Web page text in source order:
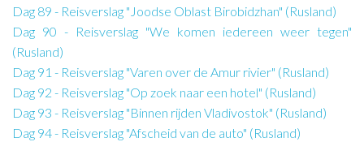
Dag 89 - Reisverslag "Joodse Oblast Birobidzhan" (Rusland)
Dag 90 - Reisverslag "We komen iedereen weer tegen"
(Rusland)
Dag 91 - Reisverslag "Varen over de Amur rivier" (Rusland)
Dag 92 - Reisverslag "Op zoek naar een hotel" (Rusland)
Dag 93 - Reisverslag "Binnen rijden Vladivostok" (Rusland)
Dag 94 - Reisverslag "Afscheid van de auto" (Rusland)